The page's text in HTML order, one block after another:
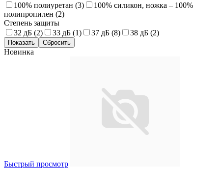
100% полиуретан (3)
100% силикон, ножка – 100%
полипропилен (2)
Степень защиты
32 дБ (2) 33 дБ (1) 37 дБ (8) 38 дБ (2)
Новинка
Быстрый просмотр